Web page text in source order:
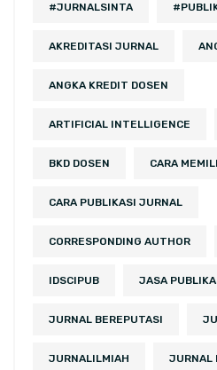
#JURNALSINTA
AKREDITASI JURNAL
ANGKA KREDIT DOSEN
ARTIFICIAL INTELLIGENCE
BKD DOSEN CARA
CARA PUBLIKASI JURNAL
CORRESPONDING AUTHOR
IDSCIPUB JASA
JURNAL BEREPUTASI
JURNALILMIAH JURNAL